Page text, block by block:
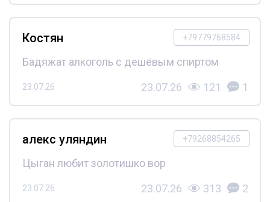
+79779768584
Костян
Бадяжат алкоголь с дешёвым спиртом
23.07.26 23.07.26 121 1
+79268854265
алекс уляндин
Цыган любит золотишко вор
23.07.26 23.07.26 313 2